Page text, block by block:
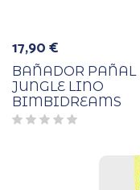
17,90€
BAÑADOR PAÑAL
JUNGLE LINO
BIMBIDREAMS